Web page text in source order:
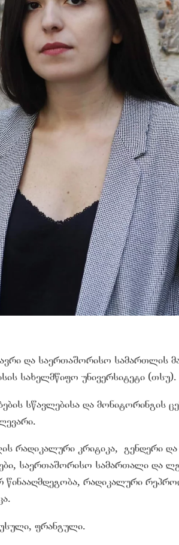
და საერთაშორისო სამართლის
სახელმწიფო უნივერსიტეტი (თსუ).
სწავლებისა და მონიტორინგის
რადიკალური კრიტიკა, გენდერი
საერთაშორისო სამართალი და
წინააღმდეგობა, რადიკალური
ფრანგული.